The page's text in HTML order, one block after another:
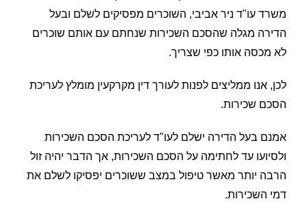
משרד עו"ד ניר אביבי, השוכרים מפסיקים לשלם ובעל
הדירה מגלה שהסכם השכירות שנחתם עם אותם שוכרים
לא מכסה אותו כפי שצריך.
לכן, אנו ממליצים לפנות לעורך דין מקרקעין מומלץ לעריכת
הסכם שכירות.
אמנם בעל הדירה ישלם לעו"ד לעריכת הסכם השכירות
ולסיועו עד לחתימה על הסכם השכירות, אך הדבר יהיה זול
הרבה יותר מאשר טיפול במצב ששוכרים יפסיקו לשלם את
דמי השכירות.